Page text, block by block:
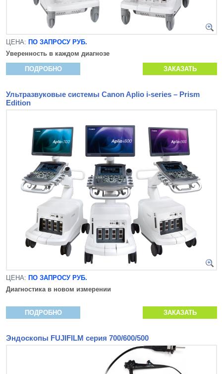
ЦЕНА: ПО ЗАПРОСУ РУБ.
Уверенность в каждом диагнозе
ПОДРОБНО ЗАКАЗАТЬ
Ультразвуковые системы Canon Aplio i-series – Prism
Edition
ЦЕНА: ПО ЗАПРОСУ РУБ.
Диагностика в новом измерении
ПОДРОБНО ЗАКАЗАТЬ
Эндоскопы FUJIFILM серия 700/600/500